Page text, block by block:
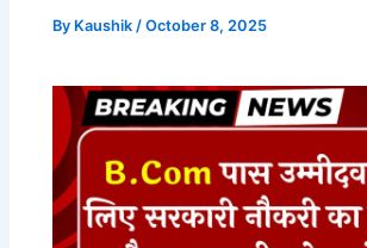
By Kaushik/October 8, 2025